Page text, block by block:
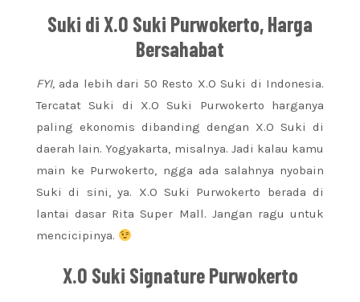
Suki di X.O Suki Purwokerto, Harga
Bersahabat
FYI, ada lebih dari 50 Resto X.O Suki di Indonesia.
Tercatat Suki di X.O Suki Purwokerto harganya
paling ekonomis dibanding dengan X.O Suki di
daerah lain. Yogyakarta, misalnya. Jadi kalau kamu
main ke Purwokerto, ngga ada salahnya nyobain
Suki di sini, ya. X.O Suki Purwokerto berada di
lantai dasar Rita Super Mall. Jangan ragu untuk
mencicipinya.
X.O Suki Signature Purwokerto